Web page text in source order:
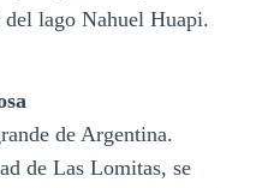
lago Nahuel Huapi.
de Argentina.
de Las Lomitas, se